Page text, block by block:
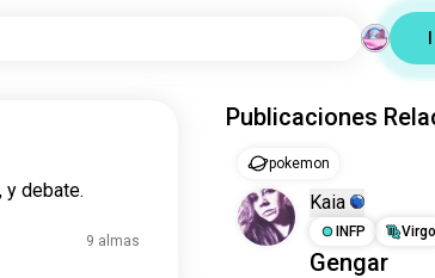
y debate.
9 almas
Publicaciones
pokemon
Kaia
INFP
Virgo
Gengar